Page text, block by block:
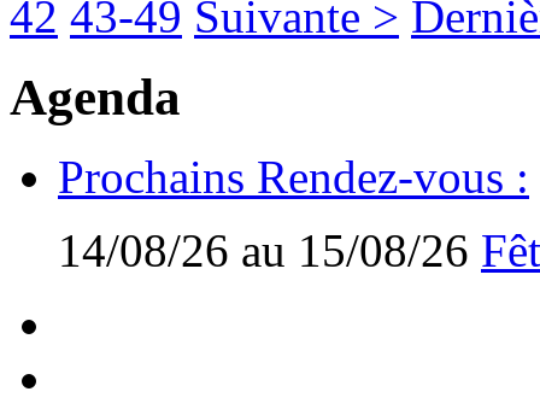
42 43-49 Suivante >
Agenda
Prochains Rendez-vous :
14/08/26 au 15/08/26